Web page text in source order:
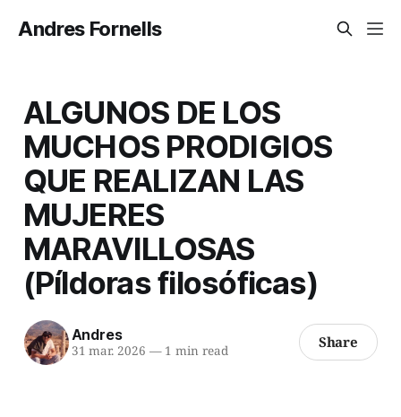
Andres Fornells
ALGUNOS DE LOS
MUCHOS PRODIGIOS
QUE REALIZAN LAS
MUJERES
MARAVILLOSAS
(Píldoras filosóficas)
Andres
31 mar. 2026 —1 min read Share